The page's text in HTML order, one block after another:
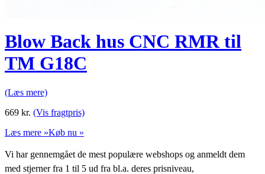
Blow Back hus CNC RMR til
TM G18C
(Læs mere)
669 kr. (Vis fragtpris)
Læs mere »Køb nu »
Vi har gennemgået de mest populære webshops og anmeldt dem
med stjerner fra 1 til 5 ud fra bl.a. deres prisniveau,